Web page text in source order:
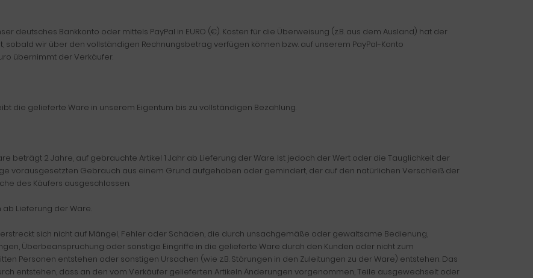
deutsches Bankkonto oder mittels PayPal in EURO (€). Kosten für die Überweisung (z.B. aus dem Ausland) hat der
sobald wir über den vollständigen Rechnungsbetrag verfügen können bzw. auf unserem PayPal-Konto
übernimmt der Verkäufer.
die gelieferte Ware in unserem Eigentum bis zu vollständigen Bezahlung.
beträgt 2 Jahre, auf gebrauchte Artikel 1 Jahr ab Lieferung der Ware. Ist jedoch der Wert oder die Tauglichkeit der
vorausgesetzten Gebrauch aus einem Grund aufgehoben oder gemindert, der auf den natürlichen Verschleiß der
des Käufers ausgeschlossen.
Lieferung der Ware.
sich nicht auf Mängel, Fehler oder Schäden, die durch unsachgemäße oder gewaltsame Bedienung,
Überbeanspruchung oder sonstige Eingriffe in die gelieferte Ware durch den Kunden oder nicht zum
Personen entstehen oder sonstigen Ursachen (wie z.B. Störungen in den Zuleitungen zu der Ware) entstehen. Das
entstehen, dass an den vom Verkäufer gelieferten Artikeln Änderungen vorgenommen, Teile ausgewechselt oder